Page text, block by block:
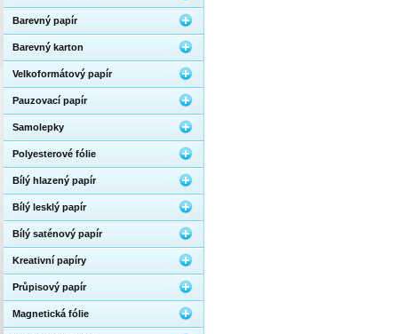
Barevný papír
Barevný karton
Velkoformátový papír
Pauzovací papír
Samolepky
Polyesterové fólie
Bílý hlazený papír
Bílý lesklý papír
Bílý saténový papír
Kreativní papíry
Průpisový papír
Magnetická fólie